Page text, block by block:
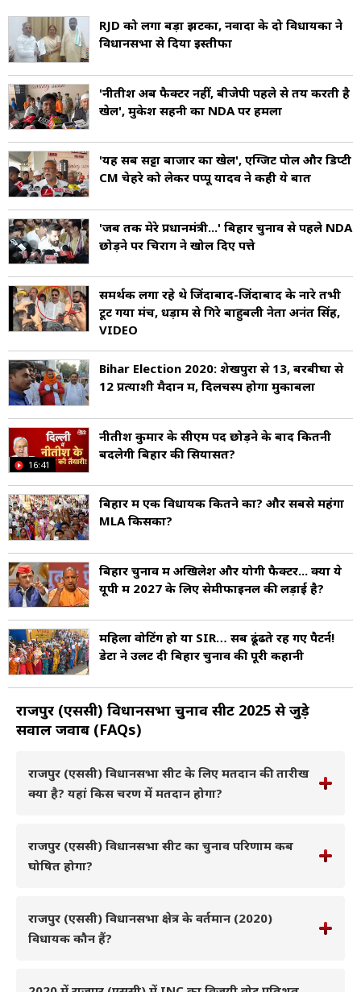
RJD को लगा बड़ा झटका, नवादा के दो विधायकों ने
विधानसभा से दिया इस्तीफा
'नीतीश अब फैक्टर नहीं, बीजेपी पहले से तय करती है
खेल', मुकेश सहनी का NDA पर हमला
'यह सब सट्टा बाजार का खेल', एग्जिट पोल और डिप्टी
CM चेहरे को लेकर पप्पू यादव ने कही ये बात
'जब तक मेरे प्रधानमंत्री...' बिहार चुनाव से पहले NDA
छोड़ने पर चिराग ने खोल दिए पत्ते
समर्थक लगा रहे थे जिंदाबाद-जिंदाबाद के नारे तभी
टूट गया मंच, धड़ाम से गिरे बाहुबली नेता अनंत सिंह,
VIDEO
Bihar Election 2020: शेखपुरा से 13, बरबीघा से
12 प्रत्याशी मैदान में, दिलचस्प होगा मुकाबला
16:41
नीतीश कुमार के सीएम पद छोड़ने के बाद क‍ितनी
बदलेगी ब‍िहार की स‍ियासत?
बिहार में एक विधायक कितने का? और सबसे महंगा
MLA किसका?
बिहार चुनाव में अखिलेश और योगी फैक्टर... क्या ये
यूपी में 2027 के लिए सेमीफाइनल की लड़ाई है?
महिला वोटिंग हो या SIR… सब ढूंढते रह गए पैटर्न!
डेटा ने उलट दी बिहार चुनाव की पूरी कहानी
राजपुर (एससी) विधानसभा चुनाव सीट 2025 से जुड़े
सवाल जवाब (FAQs)
राजपुर (एससी) विधानसभा सीट के लिए मतदान की तारीख
क्या है? यहां किस चरण में मतदान होगा?
राजपुर (एससी) विधानसभा सीट का चुनाव परिणाम कब
घोषित होगा?
राजपुर (एससी) विधानसभा क्षेत्र के वर्तमान (2020)
विधायक कौन हैं?